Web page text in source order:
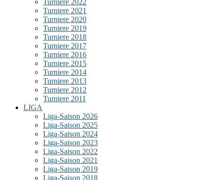
Turniere 2022
Turniere 2021
Turniere 2020
Turniere 2019
Turniere 2018
Turniere 2017
Turniere 2016
Turniere 2015
Turniere 2014
Turniere 2013
Turniere 2012
Turniere 2011
LIGA
Liga-Saison 2026
Liga-Saison 2025
Liga-Saison 2024
Liga-Saison 2023
Liga-Saison 2022
Liga-Saison 2021
Liga-Saison 2019
Liga-Saison 2018